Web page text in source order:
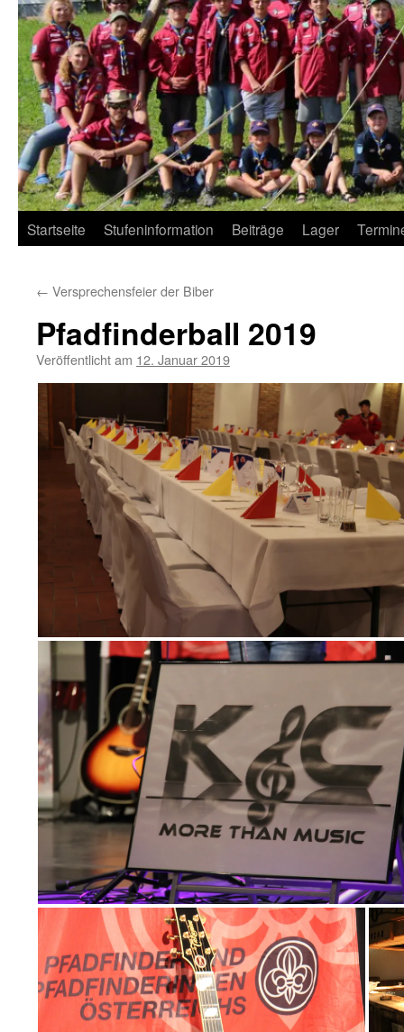
Startseite Stufeninformation Beiträge Lager
← Versprechensfeier der Biber
Pfadfinderball 2019
Veröffentlicht am 12. Januar 2019